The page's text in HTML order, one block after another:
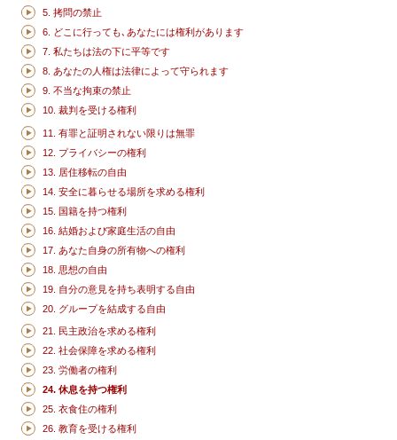
5. 拷問の禁止
6. どこに行っても､あなたには権利があります
7. 私たちは法の下に平等です
8. あなたの人権は法律によって守られます
9. 不当な拘束の禁止
10. 裁判を受ける権利
11. 有罪と証明されない限りは無罪
12. プライバシーの権利
13. 居住移転の自由
14. 安全に暮らせる場所を求める権利
15. 国籍を持つ権利
16. 結婚および家庭生活の自由
17. あなた自身の所有物への権利
18. 思想の自由
19. 自分の意見を持ち表明する自由
20. グループを結成する自由
21. 民主政治を求める権利
22. 社会保障を求める権利
23. 労働者の権利
24. 休息を持つ権利
25. 衣食住の権利
26. 教育を受ける権利